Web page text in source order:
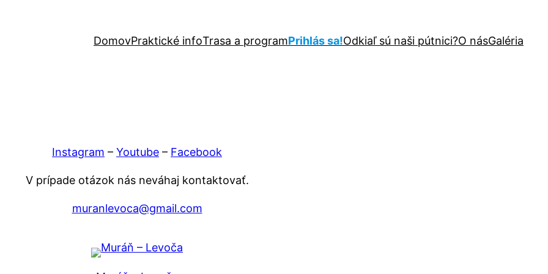
DomovPraktické infoTrasa a programPrihlás sa!Odkiaľ sú naši pútnici?O násGaléria
Instagram – Youtube – Facebook
V prípade otázok nás neváhaj kontaktovať.
muranlevoca@gmail.com